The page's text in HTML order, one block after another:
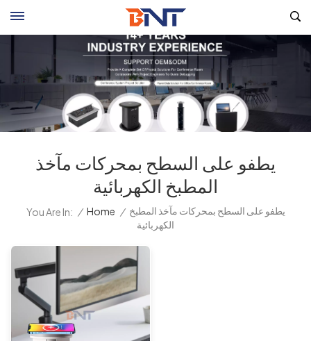
يطفو على السطح بمحركات مآخذ
المطبخ الكهربائية
You Are In: / Home / يطفو على السطح بمحركات مآخذ المطبخ
الكهربائية